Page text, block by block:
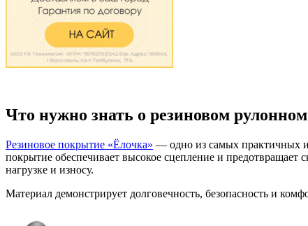
Что нужно знать о резиновом
Резиновое покрытие «Ёлочка» — одно из самых практичных
покрытие обеспечивает высокое сцепление и предотвращает
нагрузке и износу.
Материал демонстрирует долговечность, безопасность и